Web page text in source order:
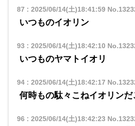
87 : 2025/06/14(土)18:41:59
いつものイオリン
93 : 2025/06/14(土)18:42:10
いつものヤマトイオリ
94: 2025/06/14(土)18:42:17
何時もの駄々こねイオリンだ
96 : 2025/06/14(土)18:42:23